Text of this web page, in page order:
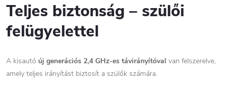
Teljes biztonság – szülői
felügyelettel
A kisautó új generációs 2,4 GHz-es távirányítóval van felszerelve,
amely teljes irányítást biztosít a szülők számára.